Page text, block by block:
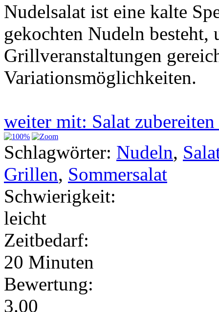
Nudelsalat ist eine kalte
gekochten Nudeln
Grillveranstaltungen
Variationsmöglichkeiten.
weiter mit: Salat
Schlagwörter: Nudeln,
Grillen, Sommersalat
Schwierigkeit:
leicht
Zeitbedarf:
20 Minuten
Bewertung:
3.00